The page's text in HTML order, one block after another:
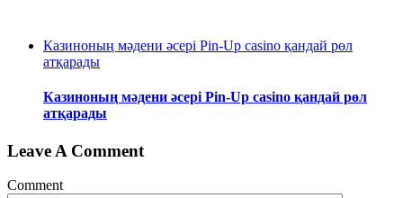
Казиноның мәдени әсері Pin-Up casino қандай рөл
атқарады
Казиноның мәдени әсері Pin-Up casino қандай рөл
атқарады
Leave A Comment
Comment